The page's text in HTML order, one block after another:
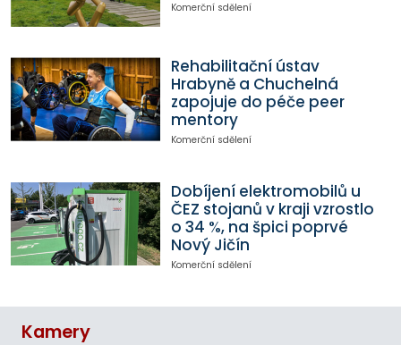
Komerční sdělení
Rehabilitační ústav
Hrabyně a Chuchelná
zapojuje do péče peer
mentory
Komerční sdělení
Dobíjení elektromobilů u
ČEZ stojanů v kraji vzrostlo
o 34 %, na špici poprvé
Nový Jičín
Komerční sdělení
Kamery